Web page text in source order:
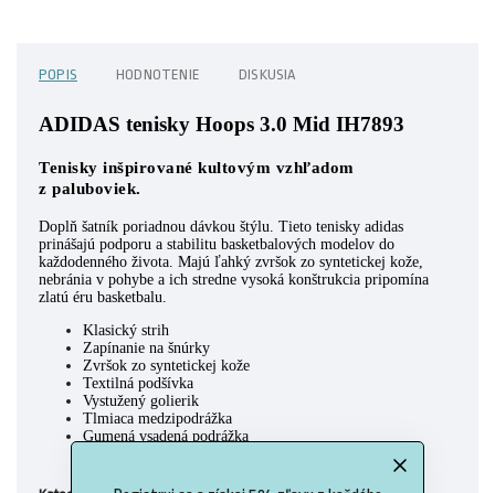
POPIS HODNOTENIE DISKUSIA
ADIDAS tenisky Hoops 3.0 Mid IH7893
Tenisky inšpirované kultovým vzhľadom
z paluboviek.
Doplň šatník poriadnou dávkou štýlu. Tieto tenisky adidas
prinášajú podporu a stabilitu basketbalových modelov do
každodenného života. Majú ľahký zvršok zo syntetickej kože,
nebránia v pohybe a ich stredne vysoká konštrukcia pripomína
zlatú éru basketbalu.
Klasický strih
Zapínanie na šnúrky
Zvršok zo syntetickej kože
Textilná podšívka
Vystužený golierik
Tlmiaca medzipodrážka
Gumená vsadená podrážka